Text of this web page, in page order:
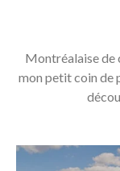
Montréalaise de
mon petit coin de